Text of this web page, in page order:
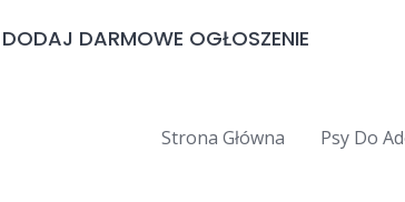
DODAJ DARMOWE OGŁOSZENIE
Strona Główna Psy Do